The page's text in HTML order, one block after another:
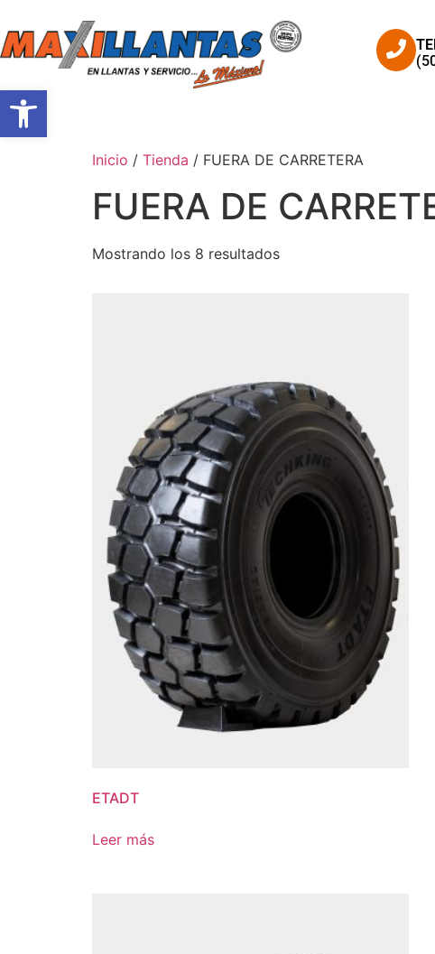
Abrir barra de herramientas
Inicio / Tienda / FUERA DE CARRETERA
FUERA DE
Mostrando los 8 resultados
ETADT
Leer más